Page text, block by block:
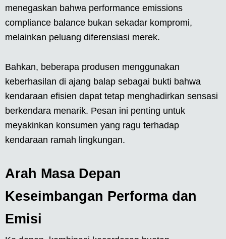
menegaskan bahwa performance emissions
compliance balance bukan sekadar kompromi,
melainkan peluang diferensiasi merek.
Bahkan, beberapa produsen menggunakan
keberhasilan di ajang balap sebagai bukti bahwa
kendaraan efisien dapat tetap menghadirkan sensasi
berkendara menarik. Pesan ini penting untuk
meyakinkan konsumen yang ragu terhadap
kendaraan ramah lingkungan.
Arah Masa Depan
Keseimbangan Performa dan
Emisi